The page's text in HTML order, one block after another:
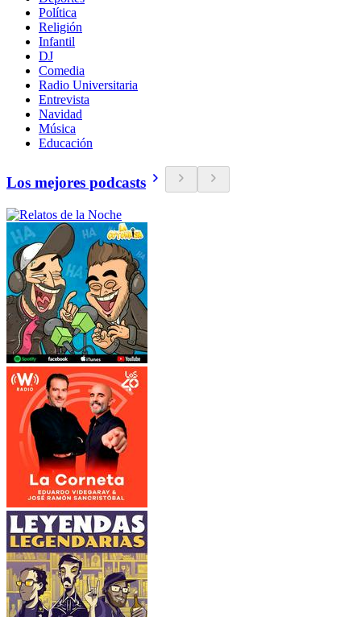
Política
Religión
Infantil
DJ
Comedia
Radio Universitaria
Entrevista
Navidad
Música
Educación
Los mejores podcasts